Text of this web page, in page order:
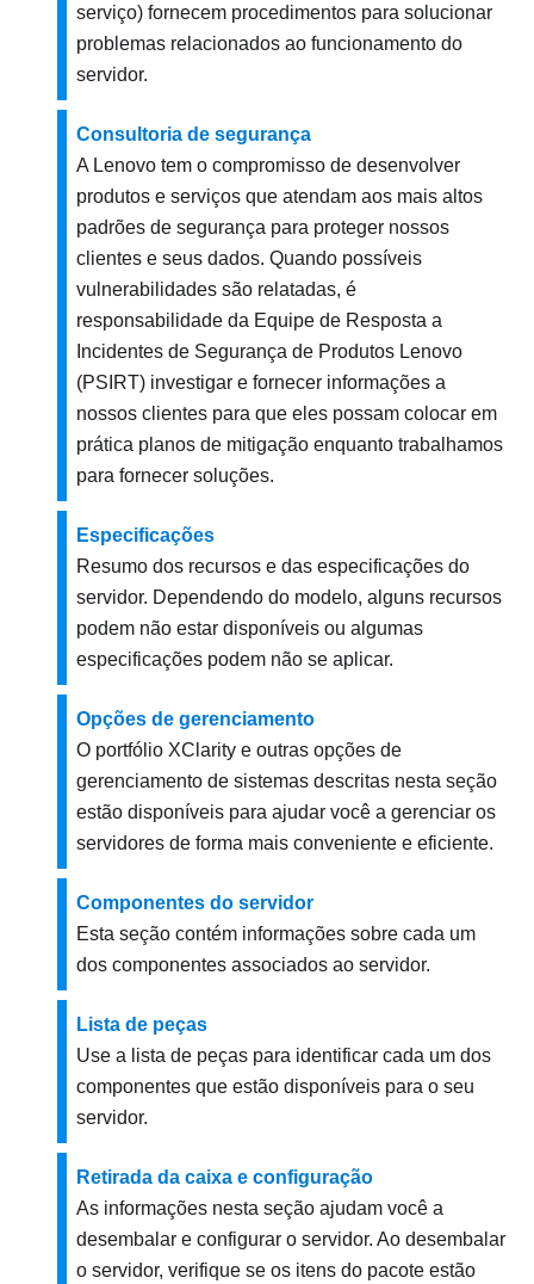
serviço) fornecem procedimentos para solucionar
problemas relacionados ao funcionamento do
servidor.
Consultoria de segurança
A Lenovo tem o compromisso de desenvolver
produtos e serviços que atendam aos mais altos
padrões de segurança para proteger nossos
clientes e seus dados. Quando possíveis
vulnerabilidades são relatadas, é
responsabilidade da Equipe de Resposta a
Incidentes de Segurança de Produtos Lenovo
(PSIRT) investigar e fornecer informações a
nossos clientes para que eles possam colocar em
prática planos de mitigação enquanto trabalhamos
para fornecer soluções.
Especificações
Resumo dos recursos e das especificações do
servidor. Dependendo do modelo, alguns recursos
podem não estar disponíveis ou algumas
especificações podem não se aplicar.
Opções de gerenciamento
O portfólio XClarity e outras opções de
gerenciamento de sistemas descritas nesta seção
estão disponíveis para ajudar você a gerenciar os
servidores de forma mais conveniente e eficiente.
Componentes do servidor
Esta seção contém informações sobre cada um
dos componentes associados ao servidor.
Lista de peças
Use a lista de peças para identificar cada um dos
componentes que estão disponíveis para o seu
servidor.
Retirada da caixa e configuração
As informações nesta seção ajudam você a
desembalar e configurar o servidor. Ao desembalar
o servidor, verifique se os itens do pacote estão